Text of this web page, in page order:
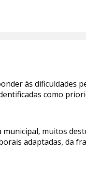
às dificuldades
como
muitos
adaptadas, da